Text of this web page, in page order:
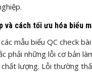
và cách tối ưu hóa biểu
mẫu biểu QC check
phải những lỗi cơ bản
lượng. Lỗi thường